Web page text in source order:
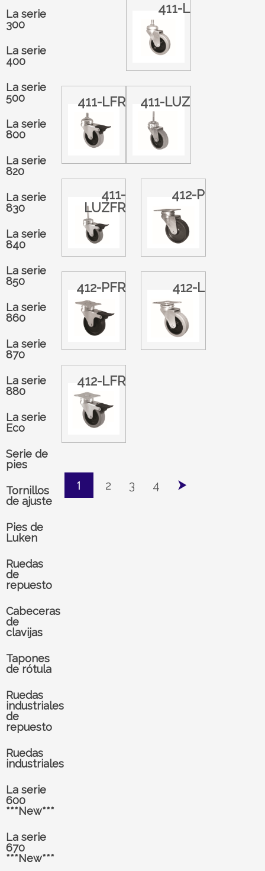
La serie
300
La serie
400
La serie
500
La serie
800
La serie
820
La serie
830
La serie
840
La serie
850
La serie
860
La serie
870
La serie
880
La serie
Eco
Serie de
pies
Tornillos
de ajuste
Pies de
Luken
Ruedas
de
repuesto
Cabeceras
de
clavijas
Tapones
de rótula
Ruedas
industriales
de
repuesto
Ruedas
industriales
La serie
600
***New***
La serie
670
***New***
411-L
411-LFR 411-LUZ
411-
LUZFR
412-P
412-PFR 412-L
412-LFR
1 2 3 4 ⮞